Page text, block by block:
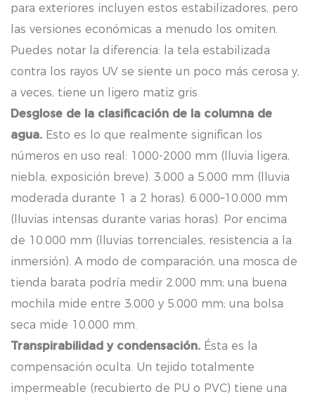
para exteriores incluyen estos estabilizadores, pero
las versiones económicas a menudo los omiten.
Puedes notar la diferencia: la tela estabilizada
contra los rayos UV se siente un poco más cerosa y,
a veces, tiene un ligero matiz gris.
Desglose de la clasificación de la columna de
agua. Esto es lo que realmente significan los
números en uso real: 1000-2000 mm (lluvia ligera,
niebla, exposición breve). 3.000 a 5.000 mm (lluvia
moderada durante 1 a 2 horas). 6.000–10.000 mm
(lluvias intensas durante varias horas). Por encima
de 10.000 mm (lluvias torrenciales, resistencia a la
inmersión). A modo de comparación, una mosca de
tienda barata podría medir 2.000 mm; una buena
mochila mide entre 3.000 y 5.000 mm; una bolsa
seca mide 10.000 mm.
Transpirabilidad y condensación. Ésta es la
compensación oculta. Un tejido totalmente
impermeable (recubierto de PU o PVC) tiene una